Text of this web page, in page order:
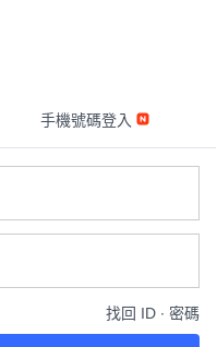
手機號碼登入
找回 ID ∙ 密碼